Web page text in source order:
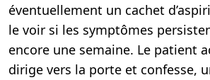
éventuellement un cachet
le voir si les symptômes
encore une semaine. Le patient
dirige vers la porte et confesse,